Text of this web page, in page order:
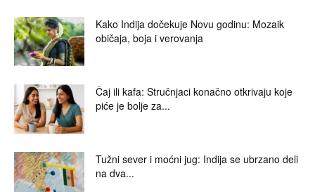
Kako Indija dočekuje Novu godinu: Mozaik
običaja, boja i verovanja
Čaj ili kafa: Stručnjaci konačno otkrivaju koje
piće je bolje za...
Tužni sever i moćni jug: Indija se ubrzano deli
na dva...